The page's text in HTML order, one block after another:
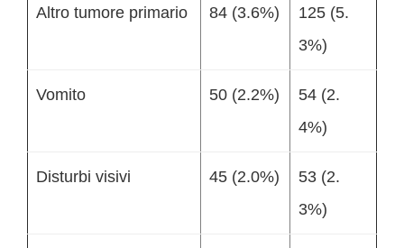
Altro tumore primario 84 (3.6%)
125 (5.
3%)
Vomito 50 (2.2%)
54 (2.
4%)
Disturbi visivi 45 (2.0%)
53 (2.
3%)